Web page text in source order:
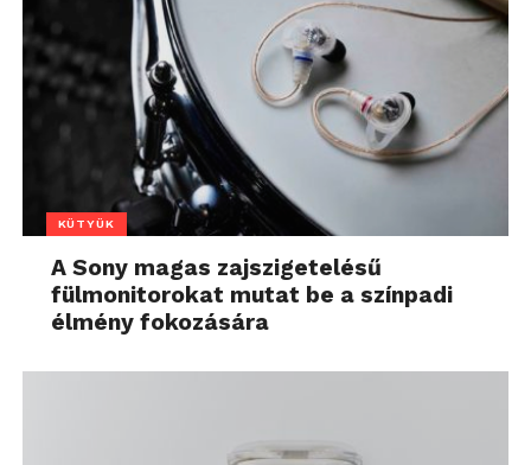
KÜTYÜK
A Sony magas zajszigetelésű
fülmonitorokat mutat be a színpadi
élmény fokozására